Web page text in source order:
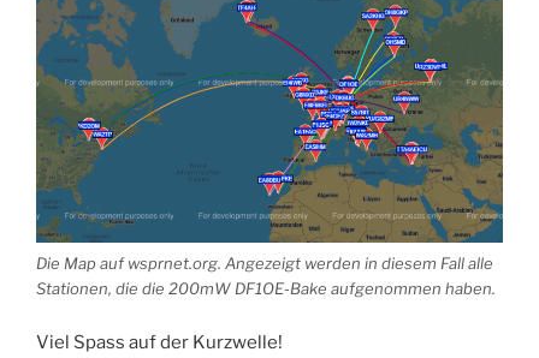
Die Map auf wsprnet.org. Angezeigt werden in diesem Fall alle
Stationen, die die 200mW DF1OE-Bake aufgenommen haben.
Viel Spass auf der Kurzwelle!